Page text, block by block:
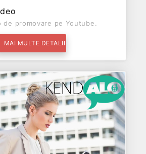
de promovare pe Youtube.
MAI MULTE DETALII